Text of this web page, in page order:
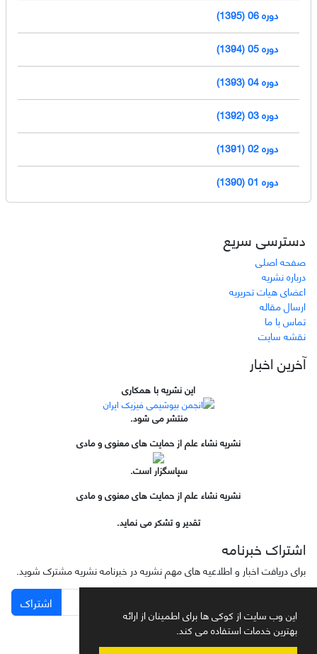
این وب سایت از کوکی ها برای اطمینان از ارائه
بهترین خدمات استفاده می کند.
دوره 06 (1395)
دوره 05 (1394)
دوره 04 (1393)
دوره 03 (1392)
دوره 02 (1391)
دوره 01 (1390)
دسترسی سریع
صفحه اصلی
درباره نشریه
اعضای هیات تحریریه
ارسال مقاله
تماس با ما
نقشه سایت
آخرین اخبار
این نشریه با همکاری
منتشر می شود.
نشریه نشاء علم از حمایت های معنوی و مادی
سپاسگزار است.
نشریه نشاء علم از حمایت های معنوی و مادی
تقدیر و تشکر می نماید.
اشتراک خبرنامه
برای دریافت اخبار و اطلاعیه های مهم نشریه در خبرنامه نشریه مشترک شوید.
اشتراک